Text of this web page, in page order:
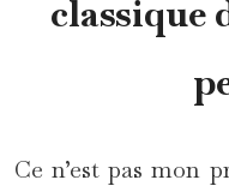
classique
Ce n’est pas mon